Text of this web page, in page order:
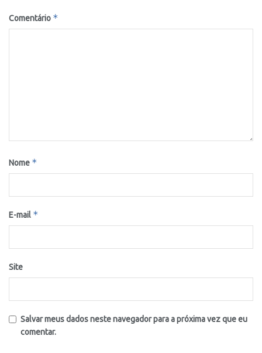
Comentário *
Nome *
E-mail *
Site
Salvar meus dados neste navegador para a próxima vez que eu
comentar.